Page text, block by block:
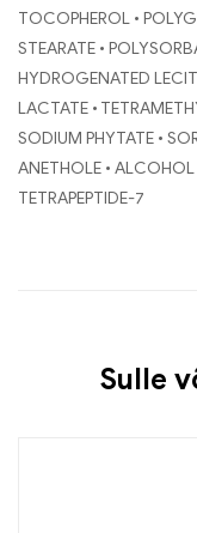
TOCOPHEROL •
STEARATE •
HYDROGENATED
LACTATE •
SODIUM PHYTATE •
ANETHOLE • ALCOHOL
TETRAPEPTIDE-7
Sulle